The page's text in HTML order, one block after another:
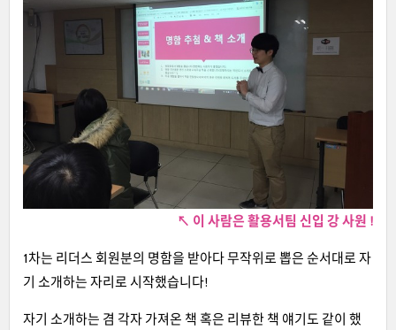
↖ 이 사람은 활용서팀 신입 강 사원 !
1차는 리더스 회원분의 명함을 받아다 무작위로 뽑은 순서대로 자
기 소개하는 자리로 시작했습니다!
자기 소개하는 겸 각자 가져온 책 혹은 리뷰한 책 얘기도 같이 했